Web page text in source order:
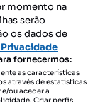
momento na
serão
os dados de
fornecermos:
as características
através de estatísticas
ou aceder a